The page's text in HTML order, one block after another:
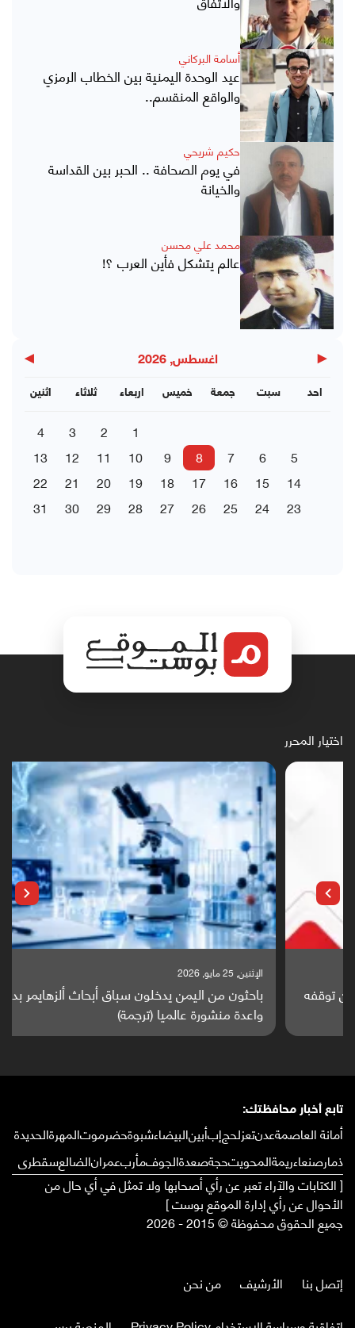
أسامة البركاني
عيد الوحدة اليمنية بين الخطاب الرمزي
والواقع المنقسم..
حكيم شريحي
في يوم الصحافة .. الحبر بين القداسة
والخيانة
محمد علي محسن
عالم يتشكل فأين العرب ؟!
◀ اغسطس, 2026 ▶
اثنين ثلاثاء اربعاء خميس جمعة سبت احد
1
2
3
4
5
6
7
8
9
10
11
12
13
14
15
16
17
18
19
20
21
22
23
24
25
26
27
28
29
30
31
اختيار المحرر
باحثون من اليمن يدخلون سباق أبحاث ألزهايمر بدراسة
واعدة منشورة عالميا (ترجمة)
تابع أخبار محافظتك:
أمانة العاصمةعدنتعزلحجإبأبينالبيضاءشبوةحضرموتالمهرةالحديدة
ذمارصنعاءريمةالمحويتحجةصعدةالجوفمأربعمرانالضالعسقطرى
[ الكتابات والآراء تعبر عن رأي أصحابها ولا تمثل في أي حال من
الأحوال عن رأي إدارة الموقع بوست ]
جميع الحقوق محفوظة © 2015 - 2026
إتصل بنا الأرشيف
من نحن